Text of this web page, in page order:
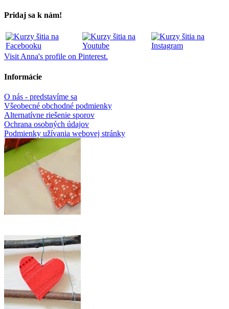
Pridaj sa k nám!
Visit Anna's profile on Pinterest.
Informácie
O nás - predstavíme sa
Všeobecné obchodné podmienky
Alternatívne riešenie sporov
Ochrana osobných údajov
Podmienky užívania webovej stránky